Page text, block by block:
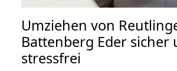
Umziehen von
Battenberg Eder sicher
stressfrei